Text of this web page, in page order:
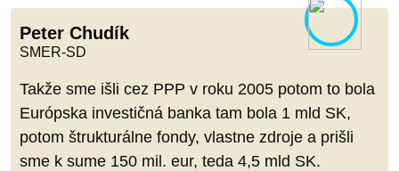
Peter Chudík
SMER-SD
Takže sme išli cez PPP v roku 2005 potom to bola
Európska investičná banka tam bola 1 mld SK,
potom štrukturálne fondy, vlastne zdroje a prišli
sme k sume 150 mil. eur, teda 4,5 mld SK.